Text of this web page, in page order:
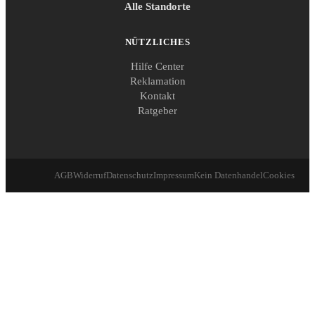
Alle Standorte
NÜTZLICHES
Hilfe Center
Reklamation
Kontakt
Ratgeber
AGBWiderrufDatenschutzImpressumKein DatenhandelCookies